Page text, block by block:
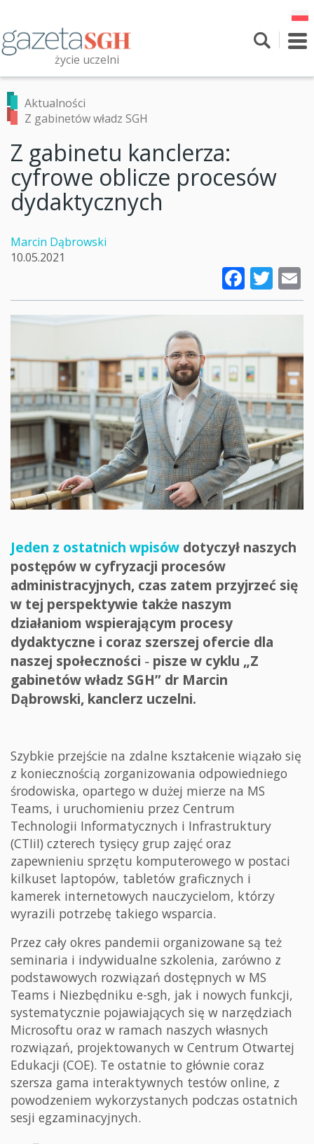
treści
życie uczelni
Przeszukaj witrynę
Aktualności
Z gabinetów władz SGH
Z gabinetu kanclerza:
cyfrowe oblicze procesów
dydaktycznych
Marcin Dąbrowski
10.05.2021
Jeden z ostatnich wpisów dotyczył naszych
postępów w cyfryzacji procesów
administracyjnych, czas zatem przyjrzeć się
w tej perspektywie także naszym
działaniom wspierającym procesy
dydaktyczne i coraz szerszej ofercie dla
naszej społeczności – pisze w cyklu „Z
gabinetów władz SGH” dr Marcin
Dąbrowski, kanclerz uczelni.
Szybkie przejście na zdalne kształcenie wiązało się
z koniecznością zorganizowania odpowiedniego
środowiska, opartego w dużej mierze na MS
Teams, i uruchomieniu przez Centrum
Technologii Informatycznych i Infrastruktury
(CTIiI) czterech tysięcy grup zajęć oraz
zapewnieniu sprzętu komputerowego w postaci
kilkuset laptopów, tabletów graficznych i
kamerek internetowych nauczycielom, którzy
wyrazili potrzebę takiego wsparcia.
Przez cały okres pandemii organizowane są też
seminaria i indywidualne szkolenia, zarówno z
podstawowych rozwiązań dostępnych w MS
Teams i Niezbędniku e-sgh, jak i nowych funkcji,
systematycznie pojawiających się w narzędziach
Microsoftu oraz w ramach naszych własnych
rozwiązań, projektowanych w Centrum Otwartej
Edukacji (COE). Te ostatnie to głównie coraz
szersza gama interaktywnych testów online, z
powodzeniem wykorzystanych podczas ostatnich
sesji egzaminacyjnych.